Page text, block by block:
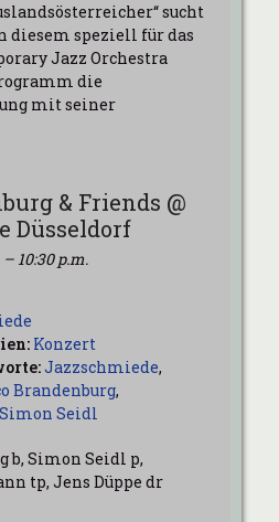
sucht
diesem speziell für das
Jazz Orchestra
die
mit seiner
& Friends @
Düsseldorf
– 10:30 p.m.
Konzert
Jazzschmiede,
Brandenburg,
Simon Seidl
b, Simon Seidl p,
tp, Jens Düppe dr